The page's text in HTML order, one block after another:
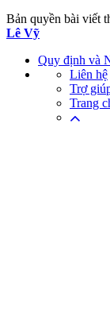
Bản quyền bài viết
Lê Vỹ
Quy định và
Liên hệ
Trợ
Trang